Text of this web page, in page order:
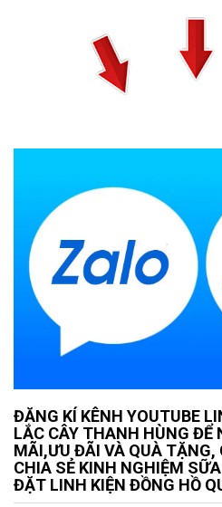
ĐĂNG KÍ KÊNH YOUTUBE
LẮC CÂY THANH HÙNG ĐỂ
MÃI,ƯU ĐÃI VÀ QUÀ TẶNG,
CHIA SẺ KINH NGHIỆM
ĐẶT LINH KIỆN ĐỒNG HỒ